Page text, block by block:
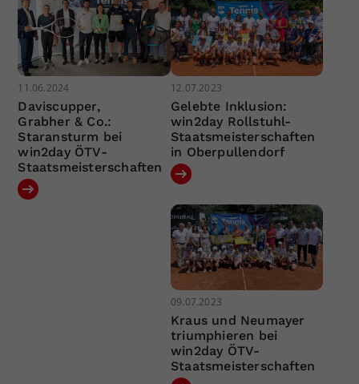
11.06.2024
Daviscupper,
Grabher & Co.:
Staransturm bei
win2day ÖTV-
Staatsmeisterschaften
12.07.2023
Gelebte Inklusion:
win2day Rollstuhl-
Staatsmeisterschaften
in Oberpullendorf
09.07.2023
Kraus und Neumayer
triumphieren bei
win2day ÖTV-
Staatsmeisterschaften